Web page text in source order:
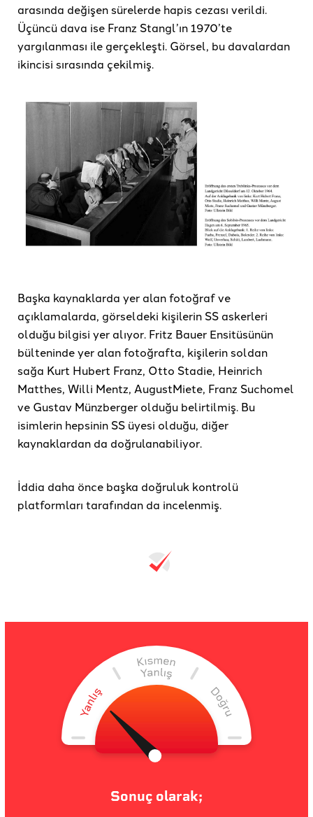
arasında değişen sürelerde hapis cezası verildi.
Üçüncü dava ise Franz Stangl’ın 1970’te
yargılanması ile gerçekleşti. Görsel, bu davalardan
ikincisi sırasında çekilmiş.
Başka kaynaklarda yer alan fotoğraf ve
açıklamalarda, görseldeki kişilerin SS askerleri
olduğu bilgisi yer alıyor. Fritz Bauer Ensitüsünün
bülteninde yer alan fotoğrafta, kişilerin soldan
sağa Kurt Hubert Franz, Otto Stadie, Heinrich
Matthes, Willi Mentz, AugustMiete, Franz Suchomel
ve Gustav Münzberger olduğu belirtilmiş. Bu
isimlerin hepsinin SS üyesi olduğu, diğer
kaynaklardan da doğrulanabiliyor.
İddia daha önce başka doğruluk kontrolü
platformları tarafından da incelenmiş.
Sonuç olarak;